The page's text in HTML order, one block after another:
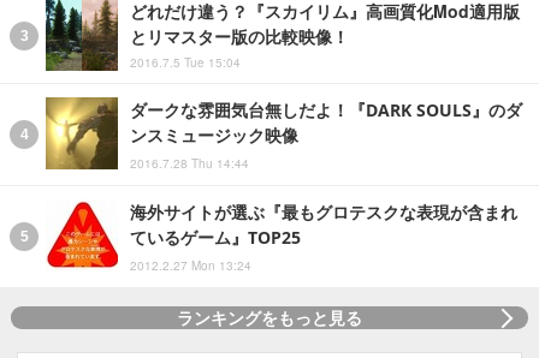
どれだけ違う？『スカイリム』高画質化Mod適用版
とリマスター版の比較映像！
2016.7.5 Tue 15:04
ダークな雰囲気台無しだよ！『DARK SOULS』のダ
ンスミュージック映像
2016.7.28 Thu 14:44
海外サイトが選ぶ『最もグロテスクな表現が含まれ
ているゲーム』TOP25
2012.2.27 Mon 13:24
ランキングをもっと見る